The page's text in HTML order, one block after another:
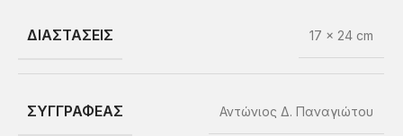
ΔΙΑΣΤΑΣΕΙΣ 17 × 24 cm
ΣΥΓΓΡΑΦΕΑΣ Αντώνιος Δ. Παναγιώτου